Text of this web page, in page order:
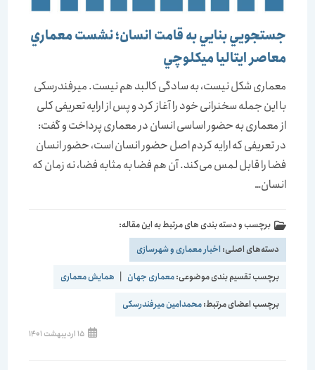
جستجويي بنايي به قامت انسان؛ نشست معماري
معاصر ايتاليا ميكلوچي
معماری شکل نیست، به سادگی کالبد هم نیست. میرفندرسکی
با این جمله سخنرانی خود را آغاز کرد و پس از ارایه تعریفی کلی
از معماری به حضور اساسی انسان در معماری پرداخت و گفت:
در تعریفی که ارایه کردم اصل حضور انسان است، حضور انسان
فضا را قابل لمس می‌کند. آن هم فضا به مثابه فضا، نه زمان که
انسان…
برچسب و دسته بندی های مرتبط به این مقاله:
دسته‌های اصلی:اخبار معماری و شهرسازی
برچسب تقسیم بندی موضوعی:معماری جهان | همایش معماری
برچسب اعضای مرتبط:محمدامین میرفندرسکی
15 اردیبهشت 1401